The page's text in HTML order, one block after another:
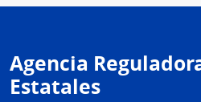
Agencia
Estatales